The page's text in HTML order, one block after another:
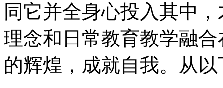
同它并全身心投入其中
理念和日常教育教学融
的辉煌，成就自我。从